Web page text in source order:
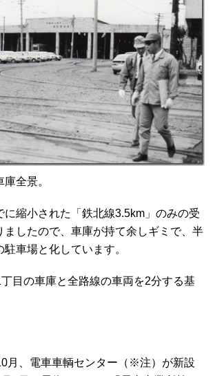
全景。
に縮小された「鉄北線3.5km」のみの受
ましたので、車庫が持て余しギミで、半
車場と化しています。
目の車庫と全路線の車両を2分する基
月、電車車輌センター（※注）が新設